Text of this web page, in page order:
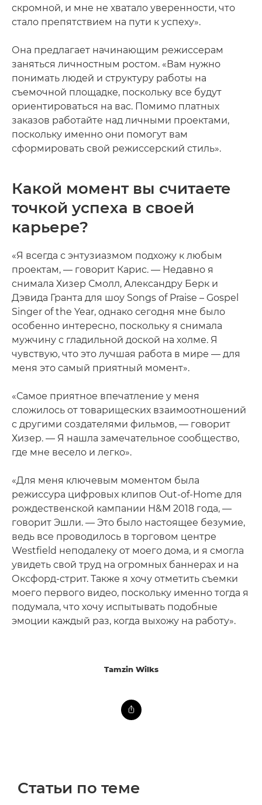
скромной, и мне не хватало уверенности, что
стало препятствием на пути к успеху».
Она предлагает начинающим режиссерам
заняться личностным ростом. «Вам нужно
понимать людей и структуру работы на
съемочной площадке, поскольку все будут
ориентироваться на вас. Помимо платных
заказов работайте над личными проектами,
поскольку именно они помогут вам
сформировать свой режиссерский стиль».
Какой момент вы считаете
точкой успеха в своей
карьере?
«Я всегда с энтузиазмом подхожу к любым
проектам, — говорит Карис. — Недавно я
снимала Хизер Смолл, Александру Берк и
Дэвида Гранта для шоу Songs of Praise – Gospel
Singer of the Year, однако сегодня мне было
особенно интересно, поскольку я снимала
мужчину с гладильной доской на холме. Я
чувствую, что это лучшая работа в мире — для
меня это самый приятный момент».
«Самое приятное впечатление у меня
сложилось от товарищеских взаимоотношений
с другими создателями фильмов, — говорит
Хизер. — Я нашла замечательное сообщество,
где мне весело и легко».
«Для меня ключевым моментом была
режиссура цифровых клипов Out-of-Home для
рождественской кампании H&M 2018 года, —
говорит Эшли. — Это было настоящее безумие,
ведь все проводилось в торговом центре
Westfield неподалеку от моего дома, и я смогла
увидеть свой труд на огромных баннерах и на
Оксфорд-стрит. Также я хочу отметить съемки
моего первого видео, поскольку именно тогда я
подумала, что хочу испытывать подобные
эмоции каждый раз, когда выхожу на работу».
Tamzin Wilks
Статьи по теме